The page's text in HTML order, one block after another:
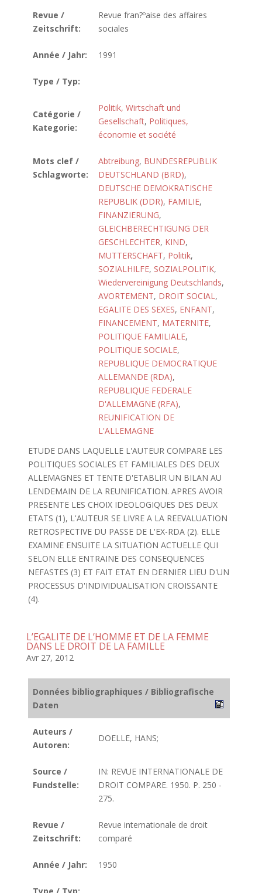
Revue /
Zeitschrift:
Revue fran?ºaise des affaires
sociales
Année / Jahr: 1991
Type / Typ:
Catégorie /
Kategorie:
Politik, Wirtschaft und
Gesellschaft, Politiques,
économie et société
Mots clef /
Schlagworte:
Abtreibung, BUNDESREPUBLIK
DEUTSCHLAND (BRD),
DEUTSCHE DEMOKRATISCHE
REPUBLIK (DDR), FAMILIE,
FINANZIERUNG,
GLEICHBERECHTIGUNG DER
GESCHLECHTER, KIND,
MUTTERSCHAFT, Politik,
SOZIALHILFE, SOZIALPOLITIK,
Wiedervereinigung Deutschlands,
AVORTEMENT, DROIT SOCIAL,
EGALITE DES SEXES, ENFANT,
FINANCEMENT, MATERNITE,
POLITIQUE FAMILIALE,
POLITIQUE SOCIALE,
REPUBLIQUE DEMOCRATIQUE
ALLEMANDE (RDA),
REPUBLIQUE FEDERALE
D'ALLEMAGNE (RFA),
REUNIFICATION DE
L'ALLEMAGNE
ETUDE DANS LAQUELLE L'AUTEUR COMPARE LES
POLITIQUES SOCIALES ET FAMILIALES DES DEUX
ALLEMAGNES ET TENTE D'ETABLIR UN BILAN AU
LENDEMAIN DE LA REUNIFICATION. APRES AVOIR
PRESENTE LES CHOIX IDEOLOGIQUES DES DEUX
ETATS (1), L'AUTEUR SE LIVRE A LA REEVALUATION
RETROSPECTIVE DU PASSE DE L'EX-RDA (2). ELLE
EXAMINE ENSUITE LA SITUATION ACTUELLE QUI
SELON ELLE ENTRAINE DES CONSEQUENCES
NEFASTES (3) ET FAIT ETAT EN DERNIER LIEU D'UN
PROCESSUS D'INDIVIDUALISATION CROISSANTE
(4).
L’EGALITE DE L’HOMME ET DE LA FEMME
DANS LE DROIT DE LA FAMILLE
Avr 27, 2012
Données bibliographiques / Bibliografische
Daten
Auteurs /
Autoren:
DOELLE, HANS;
Source /
Fundstelle:
IN: REVUE INTERNATIONALE DE
DROIT COMPARE. 1950. P. 250 -
275.
Revue /
Zeitschrift:
Revue internationale de droit
comparé
Année / Jahr: 1950